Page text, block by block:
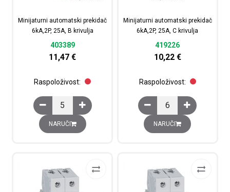
Minijaturni automatski prekidač
6kA,2P, 25A, B krivulja
403389
11,47€
Raspoloživost:
Minijaturni automatski prekidač 6kA,2P, 25A, B krivulja
NARUČI
Minijaturni automatski prekidač
6kA,2P, 25A, C krivulja
419226
10,22 €
Raspoloživost:
Minijaturni
NARUČI